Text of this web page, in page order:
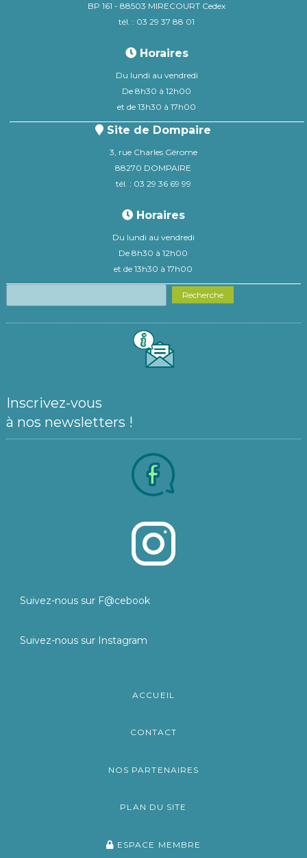
BP 161 - 88503 MIRECOURT Cedex
tél. : 03 29 37 88 01
Horaires
Du lundi au vendredi
De 8h30 à 12h00
et de 13h30 à 17h00
Site de Dompaire
3, rue Charles Gérome
88270 DOMPAIRE
tél. : 03 29 36 69 99
Horaires
Du lundi au vendredi
De 8h30 à 12h00
et de 13h30 à 17h00
Recherche
Inscrivez-vous
à nos newsletters !
Suivez-nous sur F@cebook
Suivez-nous sur Instagram
ACCUEIL
CONTACT
NOS PARTENAIRES
PLAN DU SITE
ESPACE MEMBRE